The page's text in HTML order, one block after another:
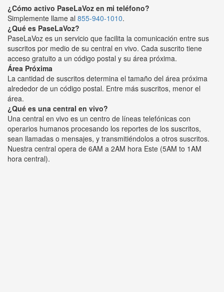
¿Cómo activo PaseLaVoz en mi teléfono?
Simplemente llame al 855-940-1010.
¿Qué es PaseLaVoz?
PaseLaVoz es un servicio que facilita la comunicación entre sus
suscritos por medio de su central en vivo. Cada suscrito tiene
acceso gratuito a un código postal y su área próxima.
Área Próxima
La cantidad de suscritos determina el tamaño del área próxima
alrededor de un código postal. Entre más suscritos, menor el
área.
¿Qué es una central en vivo?
Una central en vivo es un centro de líneas telefónicas con
operarios humanos procesando los reportes de los suscritos,
sean llamadas o mensajes, y transmitiéndolos a otros suscritos.
Nuestra central opera de 6AM a 2AM hora Este (5AM to 1AM
hora central).